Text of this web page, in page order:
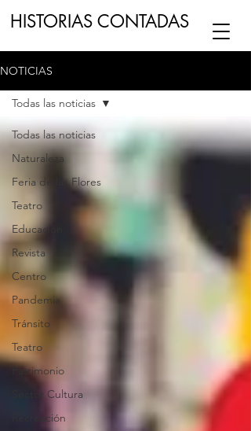
HISTORIAS CONTADAS
NUESTRO CANAL DE
ESCRIBENOS
NOTICIAS
Todas las noticias
Naturaleza
Feria de las Flores
Teatro
Educación
Revista
Centro
Pandemia
Tránsito
Teatro
Patrimonio
Sector Cultura
Recreación
Todas las noticias